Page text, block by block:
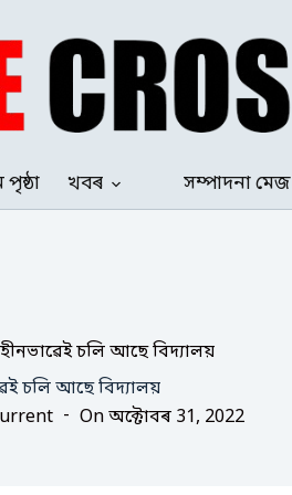
পৃষ্ঠা খবৰ সম্পাদনা মেজ
চলি আছে বিদ্যালয়
চলি আছে বিদ্যালয়
Onঅক্টোবৰ 31, 2022